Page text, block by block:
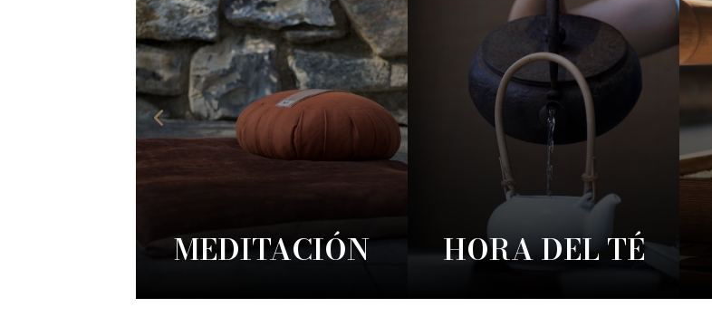
MEDITACIÓN HORA DEL TÉ